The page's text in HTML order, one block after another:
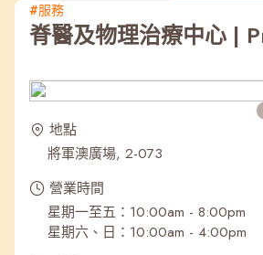
熱門
NF 種籽
最近搜尋紀錄
#服務
脊醫及物理治療中心 |
地點
將軍澳廣場, 2-073
營業時間
星期一至五：10:00am - 8:00pm
星期六、日：10:00am - 4:00pm